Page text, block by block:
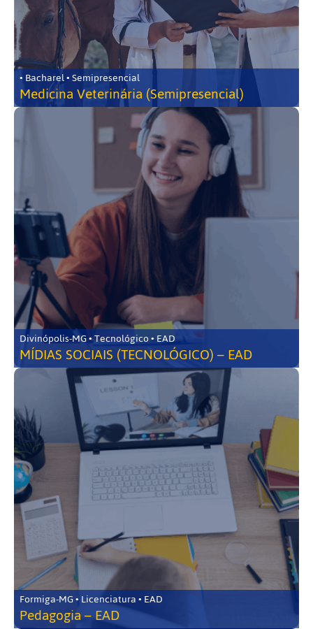
• Bacharel • Semipresencial
Medicina Veterinária (Semipresencial)
Divinópolis-MG • Tecnológico • EAD
MÍDIAS SOCIAIS (TECNOLÓGICO) – EAD
Formiga-MG • Licenciatura • EAD
Pedagogia – EAD